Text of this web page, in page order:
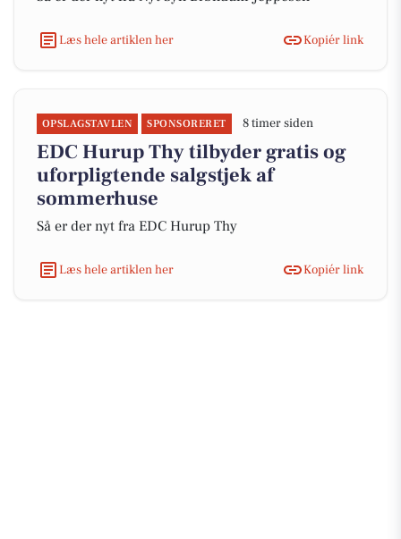
Læs hele artiklen her Kopiér link
OPSLAGSTAVLEN SPONSORERET 8 timer siden
EDC Hurup Thy tilbyder gratis og
uforpligtende salgstjek af
sommerhuse
Så er der nyt fra EDC Hurup Thy
Læs hele artiklen her Kopiér link